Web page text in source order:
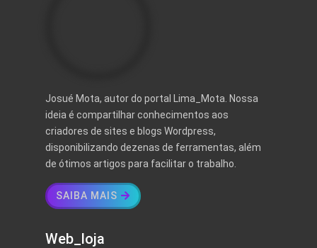
Josué Mota, autor do portal Lima_Mota. Nossa
ideia é compartilhar conhecimentos aos
criadores de sites e blogs Wordpress,
disponibilizando dezenas de ferramentas, além
de ótimos artigos para facilitar o trabalho.
SAIBA MAIS
Web_loja